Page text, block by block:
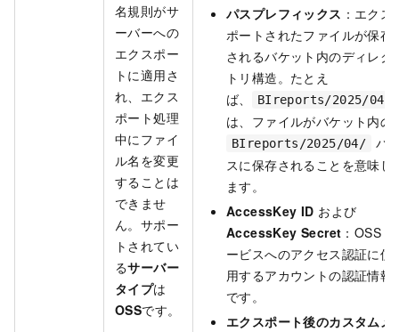
名規則がサ
ーバーへの
エクスポー
トに適用さ
れ、エクス
ポート処理
中にファイ
ル名を変更
することは
できませ
ん。サポー
トされてい
るサーバー
タイプは
OSSです。
パスプレフィックス ：エクス
ポートされたファイルが保存
されるバケット内のディレク
トリ構造。たとえ
ば、
BIreports/2025/04/
は、ファイルがバケット内の
BIreports/2025/04/
パ
スに保存されることを意味し
ます。
AccessKey ID および
AccessKey Secret ：OSS サ
ービスへのアクセス認証に使
用するアカウントの認証情報
です。
エクスポート後のカスタムメ